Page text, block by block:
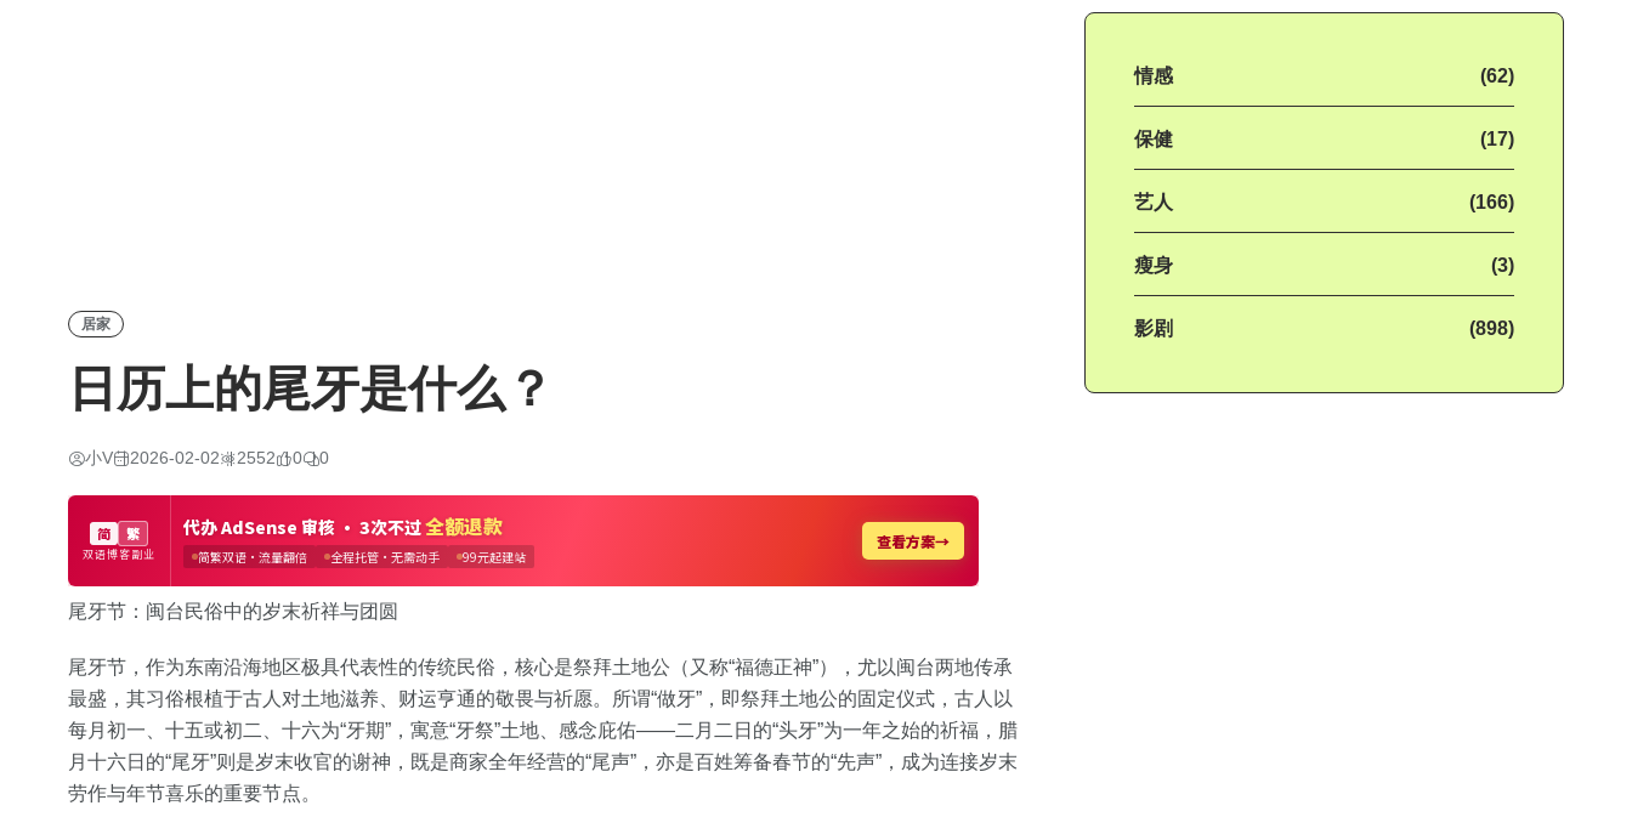
居家
日历上的尾牙是什么？
小V 2026-02-02 2552 0 0
尾牙节：闽台民俗中的岁末祈祥与团圆
尾牙节，作为东南沿海地区极具代表性的传统民俗，核心是祭拜土地公（又称“福德正神”），尤以闽台两地传承
最盛，其习俗根植于古人对土地滋养、财运亨通的敬畏与祈愿。所谓“做牙”，即祭拜土地公的固定仪式，古人以
每月初一、十五或初二、十六为“牙期”，寓意“牙祭”土地、感念庇佑——二月二日的“头牙”为一年之始的祈福，腊
月十六日的“尾牙”则是岁末收官的谢神，既是商家全年经营的“尾声”，亦是百姓筹备春节的“先声”，成为连接岁末
劳作与年节喜乐的重要节点。
情感 (62)
保健 (17)
艺人 (166)
瘦身 (3)
影剧 (898)